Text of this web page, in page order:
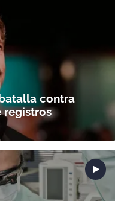
contra
registros